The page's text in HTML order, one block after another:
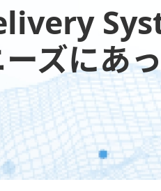
ズにあ